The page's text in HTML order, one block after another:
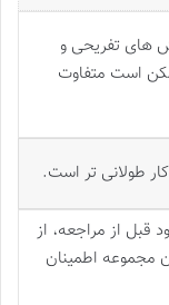
های تفریحی و
است متفاوت
طولانی تر است.
قبل از مراجعه، از
مجموعه اطمینان